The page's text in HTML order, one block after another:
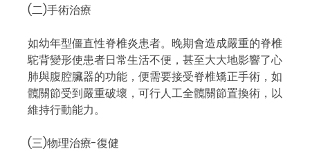
(二)手術治療
如幼年型僵直性脊椎炎患者。晚期會造成嚴重的脊椎
駝背變形使患者日常生活不便，甚至大大地影響了心
肺與腹腔臟器的功能，便需要接受脊椎矯正手術，如
髖關節受到嚴重破壞，可行人工全髖關節置換術，以
維持行動能力。
(三)物理治療-復健